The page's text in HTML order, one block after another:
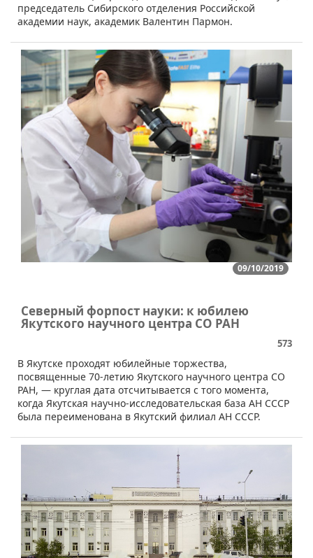
председатель Сибирского отделения Российской
академии наук, академик Валентин Пармон.
09/10/2019
Северный форпост науки: к юбилею
Якутского научного центра СО РАН
573
В Якутске проходят юбилейные торжества,
посвященные 70-летию Якутского научного центра СО
РАН, — круглая дата отсчитывается с того момента,
когда Якутская научно-исследовательская база АН СССР
была переименована в Якутский филиал АН СССР.